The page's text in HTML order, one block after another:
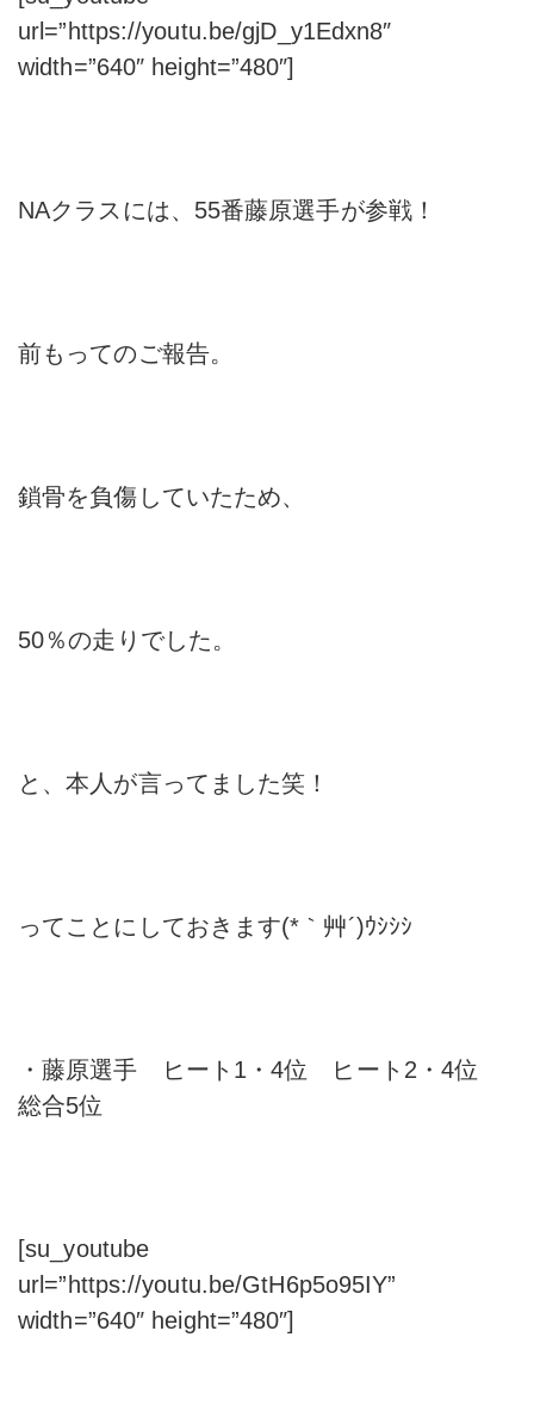
url=”https://youtu.be/gjD_y1Edxn8″
width=”640″ height=”480″]
NAクラスには、55番藤原選手が参戦！
前もってのご報告。
鎖骨を負傷していたため、
50％の走りでした。
と、本人が言ってました笑！
ってことにしておきます(*｀艸´)ｳｼｼｼ
・藤原選手 ヒート1・4位 ヒート2・4位
総合5位
[su_youtube
url=”https://youtu.be/GtH6p5o95IY”
width=”640″ height=”480″]